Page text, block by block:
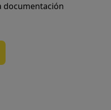
documentación